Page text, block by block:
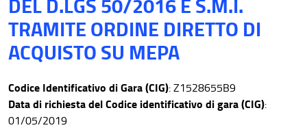
TRAMITE ORDINE DIRETTO DI
ACQUISTO SU MEPA
Codice Identificativo di Gara (CIG): Z1528655B9
Data di richiesta del Codice identificativo di gara (CIG):
01/05/2019